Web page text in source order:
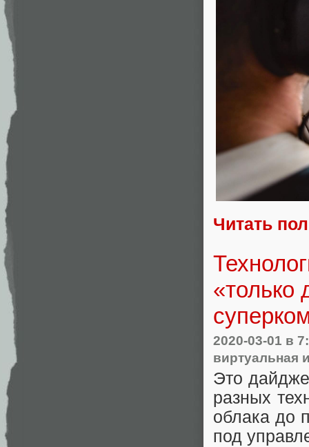
Читать
«только
2020-03-01 в
виртуальная
Это
разных
облака до
под